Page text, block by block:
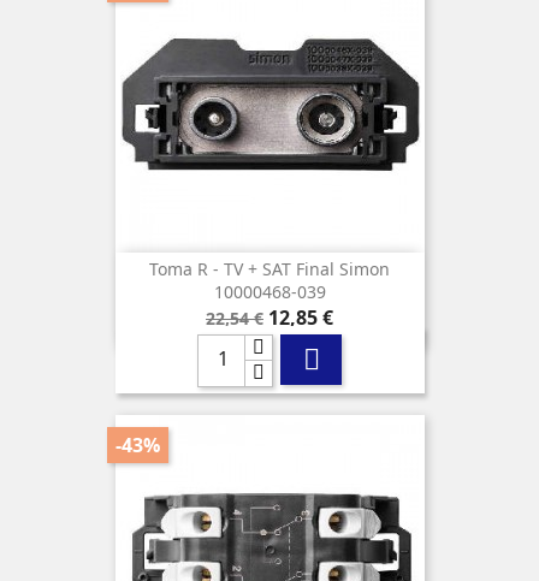
Toma R - TV + SAT Final Simon
10000468-039
Precio
base
22,54 € Precio
12,85 €

-43%